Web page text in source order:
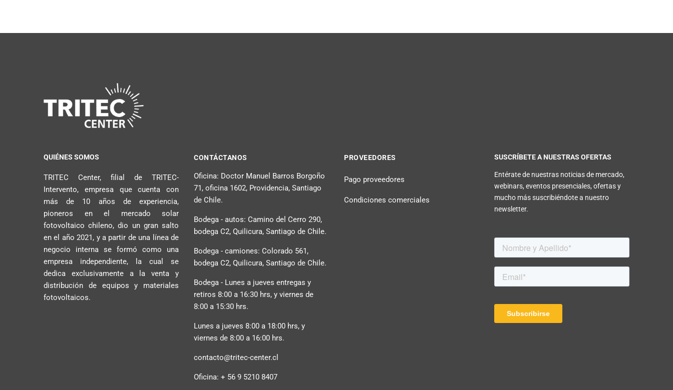
QUIÉNES SOMOS
TRITEC Center, filial de TRITEC-
Intervento, empresa que cuenta con
más de 10 años de experiencia,
pioneros en el mercado solar
fotovoltaico chileno, dio un gran salto
en el año 2021, y a partir de una línea de
negocio interna se formó como una
empresa independiente, la cual se
dedica exclusivamente a la venta y
distribución de equipos y materiales
fotovoltaicos.
CONTÁCTANOS
Oficina: Doctor Manuel Barros Borgoño
71, oficina 1602, Providencia, Santiago
de Chile.
Bodega - autos: Camino del Cerro 290,
bodega C2, Quilicura, Santiago de Chile.
Bodega - camiones: Colorado 561,
bodega C2, Quilicura, Santiago de Chile.
Bodega - Lunes a jueves entregas y
retiros 8:00 a 16:30 hrs, y viernes de
8:00 a 15:30 hrs.
Lunes a jueves 8:00 a 18:00 hrs, y
viernes de 8:00 a 16:00 hrs.
contacto@tritec-center.cl
Oficina: + 56 9 5210 8407
PROVEEDORES
Pago proveedores
Condiciones comerciales
SUSCRÍBETE A NUESTRAS OFERTAS
Entérate de nuestras noticias de mercado,
webinars, eventos presenciales, ofertas y
mucho más suscribiéndote a nuestro
newsletter.